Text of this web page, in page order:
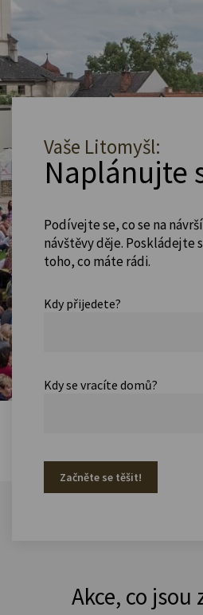
Vaše Litomyšl:
Naplánujte
Podívejte se, co se na
návštěvy děje. Poskládejte
toho, co máte rádi.
Kdy přijedete?
Kdy se vracíte domů?
Začněte se těšit!
Akce, co jsou